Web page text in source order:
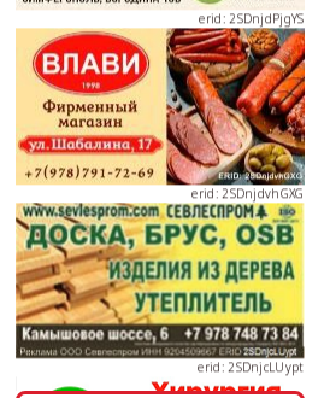
erid: 2SDnjdvhGXG
erid: 2SDnjcLUypt